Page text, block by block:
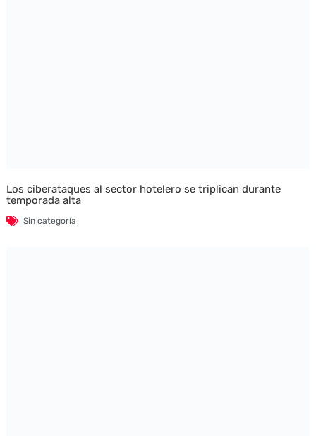
Los ciberataques al sector hotelero se triplican durante
temporada alta
Sin categoría